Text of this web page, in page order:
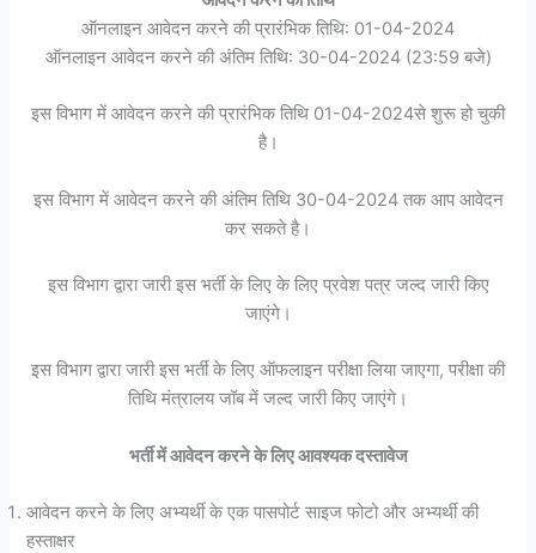
ऑनलाइन आवेदन करने की प्रारंभिक तिथि: 01-04-2024
ऑनलाइन आवेदन करने की अंतिम तिथि: 30-04-2024 (23:59 बजे)
इस विभाग में आवेदन करने की प्रारंभिक तिथि 01-04-2024से शुरू हो चुकी
है।
इस विभाग में आवेदन करने की अंतिम तिथि 30-04-2024 तक आप आवेदन
कर सकते है।
इस विभाग द्वारा जारी इस भर्ती के लिए के लिए प्रवेश पत्र जल्द जारी किए
जाएंगे।
इस विभाग द्वारा जारी इस भर्ती के लिए ऑफलाइन परीक्षा लिया जाएगा, परीक्षा की
तिथि मंत्रालय जॉब में जल्द जारी किए जाएंगे।
भर्ती में आवेदन करने के लिए आवश्यक दस्तावेज
आवेदन करने के लिए अभ्यर्थी के एक पासपोर्ट साइज फोटो और अभ्यर्थी की
हस्ताक्षर